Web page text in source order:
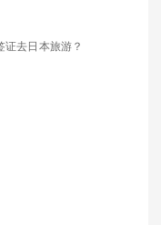
去日本旅游？